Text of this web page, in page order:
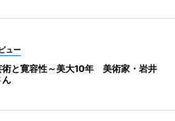
ュー
術と寛容性～美大10年 美術家・岩井
ん